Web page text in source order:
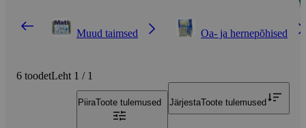
Muud taimsed Oa- ja hernepõhised
6 toodetLeht 1 / 1
PiiraToote tulemused JärjestaToote tulemused